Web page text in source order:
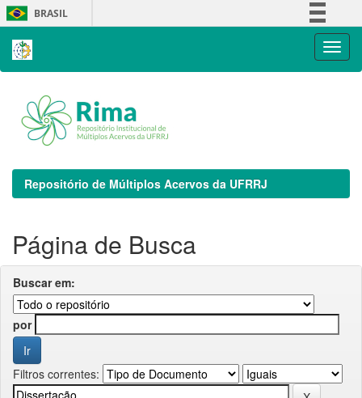
Skip
navigation
BRASIL
Repositório de Múltiplos Acervos da UFRRJ
Página de Busca
Buscar em:
por
Filtros correntes: